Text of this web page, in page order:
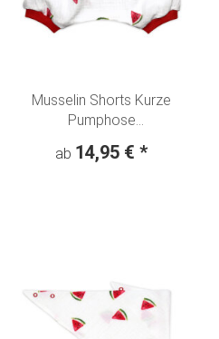
Musselin Shorts Kurze
Pumphose
ab 14,95 € *